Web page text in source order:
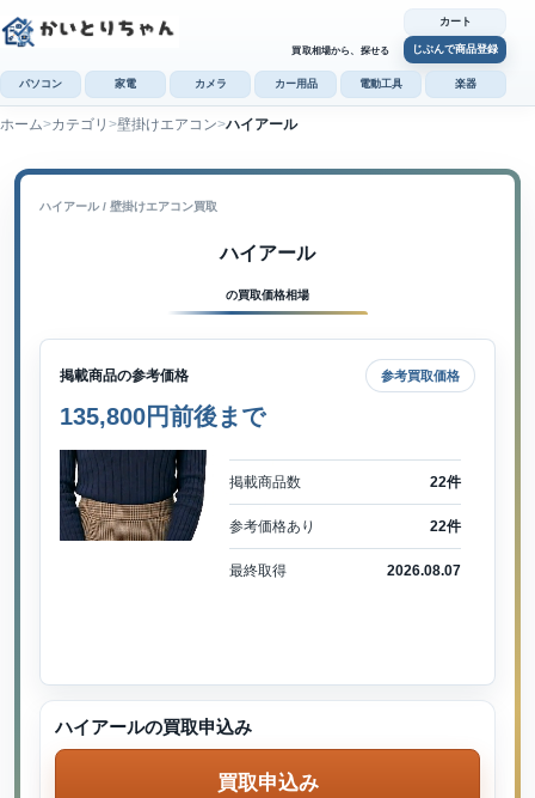
買取相場から、探せる
カート
じぶんで商品登録
パソコン 家電 カメラ カー用品 電動工具 楽器
ホーム カテゴリ 壁掛けエアコン ハイアール
ハイアール / 壁掛けエアコン買取
ハイアール
の買取価格相場
掲載商品の参考価格 参考買取価格
135,800円前後まで
掲載商品数 22件
参考価格あり 22件
最終取得 2026.08.07
ハイアールの買取申込み
買取申込み